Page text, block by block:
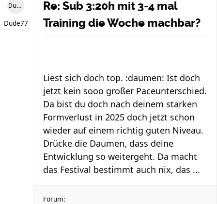
Dude77
Dude77
Re: Sub 3:20h mit 3-4 mal
Training die Woche machbar?
Liest sich doch top. :daumen: Ist doch
jetzt kein sooo großer Paceunterschied.
Da bist du doch nach deinem starken
Formverlust in 2025 doch jetzt schon
wieder auf einem richtig guten Niveau.
Drücke die Daumen, dass deine
Entwicklung so weitergeht. Da macht
das Festival bestimmt auch nix, das ...
Forum: